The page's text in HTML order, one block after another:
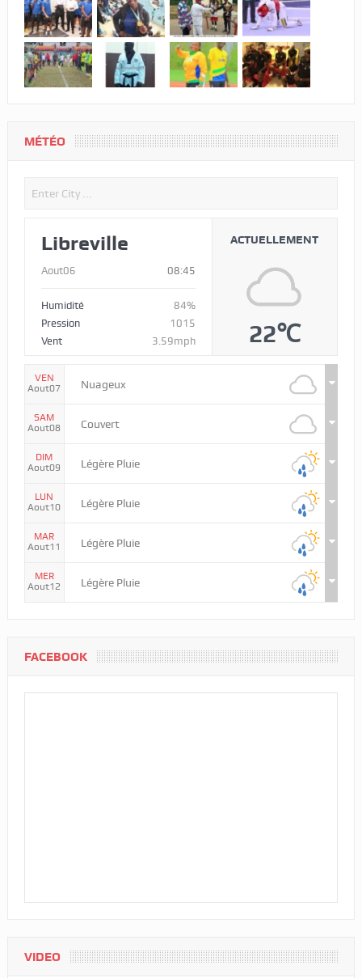
MÉTÉO
Libreville
Aout06 08:45
Humidité
84%
Pression
1015
Vent
3.59mph
ACTUELLEMENT
22℃
VEN
Aout07
Nuageux
SAM
Aout08
Couvert
DIM
Aout09
Légère Pluie
LUN
Aout10
Légère Pluie
MAR
Aout11
Légère Pluie
MER
Aout12
Légère Pluie
FACEBOOK
VIDEO